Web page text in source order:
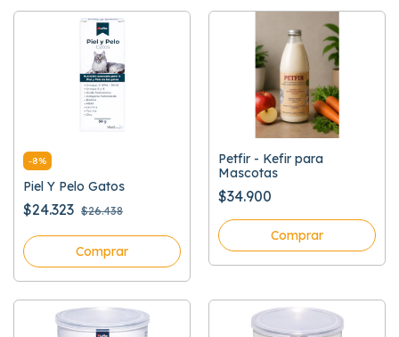
-8%
Piel Y Pelo Gatos
$24.323 $26.438
Comprar
Petfir - Kefir para
Mascotas
$34.900